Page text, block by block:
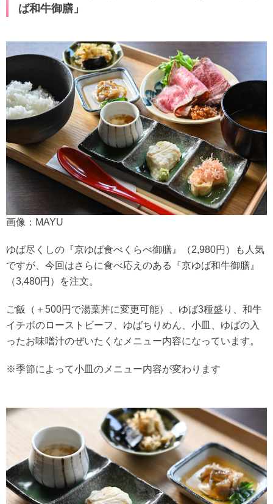
ば和牛御膳」
画像：MAYU
ゆば尽くしの『京ゆば食べくらべ御膳』（2,980円）も人気
ですが、今回はさらに食べ応えのある『京ゆば和牛御膳』
（3,480円）を注文。
ご飯（＋500円で湯葉丼に変更可能）、ゆば3種盛り、和牛
イチボのローストビーフ、ゆばちりめん、小皿、ゆばの入
ったお味噌汁のぜいたくなメニュー内容になっています。
※季節によって小皿のメニュー内容が変わります